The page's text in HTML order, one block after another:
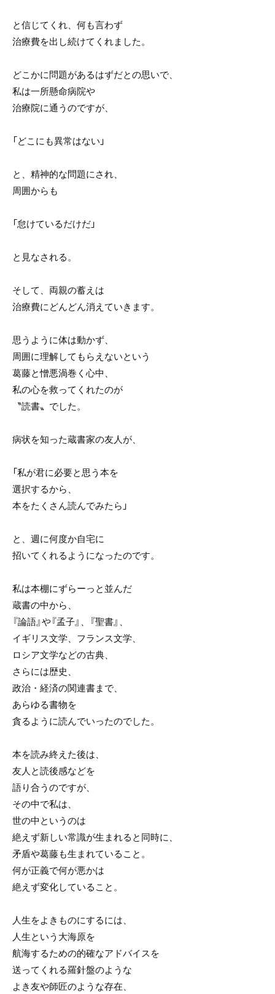
と信じてくれ、何も言わず
治療費を出し続けてくれました。
どこかに問題があるはずだとの思いで、
私は一所懸命病院や
治療院に通うのですが、
「どこにも異常はない」
と、精神的な問題にされ、
周囲からも
「怠けているだけだ」
と見なされる。
そして、両親の蓄えは
治療費にどんどん消えていきます。
思うように体は動かず、
周囲に理解してもらえないという
葛藤と憎悪渦巻く心中、
私の心を救ってくれたのが
〝読書〟でした。
病状を知った蔵書家の友人が、
「私が君に必要と思う本を
選択するから、
本をたくさん読んでみたら」
と、週に何度か自宅に
招いてくれるようになったのです。
私は本棚にずらーっと並んだ
蔵書の中から、
『論語』や『孟子』、『聖書』、
イギリス文学、フランス文学、
ロシア文学などの古典、
さらには歴史、
政治・経済の関連書まで、
あらゆる書物を
貪るように読んでいったのでした。
本を読み終えた後は、
友人と読後感などを
語り合うのですが、
その中で私は、
世の中というのは
絶えず新しい常識が生まれると同時に、
矛盾や葛藤も生まれていること。
何が正義で何が悪かは
絶えず変化していること。
人生をよきものにするには、
人生という大海原を
航海するための的確なアドバイスを
送ってくれる羅針盤のような
よき友や師匠のような存在、